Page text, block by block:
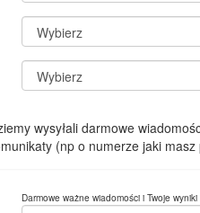
wysyłali darmowe
(np o numerze jaki
Darmowe ważne wiadomości i Twoje wyniki